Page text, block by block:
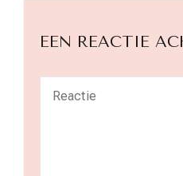
EEN REACTIE